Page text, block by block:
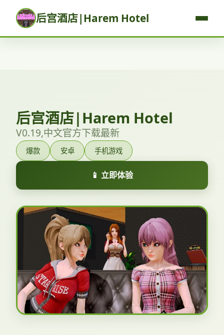
后宫酒店|Harem Hotel
后宫酒店|Harem Hotel
V0.19,中文官方下载最新
爆款 安卓 手机游戏
📱 立即体验